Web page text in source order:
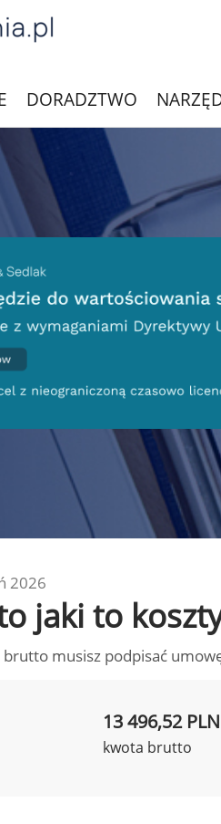
DORADZTWO
2026
jaki to
musisz podpisać
13 496,52 PLN
kwota brutto